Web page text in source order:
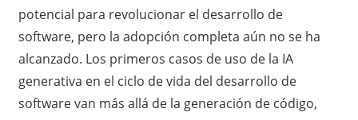
potencial para revolucionar el desarrollo de
software, pero la adopción completa aún no se ha
alcanzado. Los primeros casos de uso de la IA
generativa en el ciclo de vida del desarrollo de
software van más allá de la generación de código,